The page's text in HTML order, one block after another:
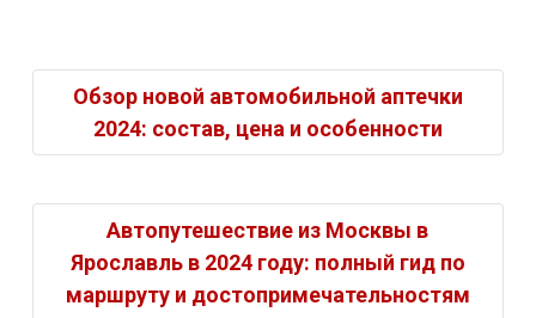
Обзор новой автомобильной аптечки
2024: состав, цена и особенности
Автопутешествие из Москвы в
Ярославль в 2024 году: полный гид по
маршруту и достопримечательностям